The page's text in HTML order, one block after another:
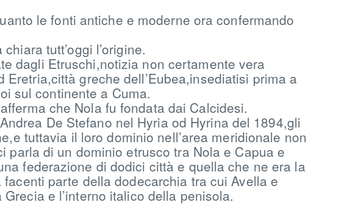
le fonti antiche e moderne ora confermando
tutt’oggi l’origine.
dagli Etruschi,notizia non certamente vera
greche dell’Eubea,insediatisi prima a
sul continente a Cuma.
che Nola fu fondata dai Calcidesi.
De Stefano nel Hyria od Hyrina del 1894,gli
tuttavia il loro dominio nell’area meridionale non
parla di un dominio etrusco tra Nola e Capua e
federazione di dodici città e quella che ne era la
parte della dodecarchia tra cui Avella e
e l’interno italico della penisola.